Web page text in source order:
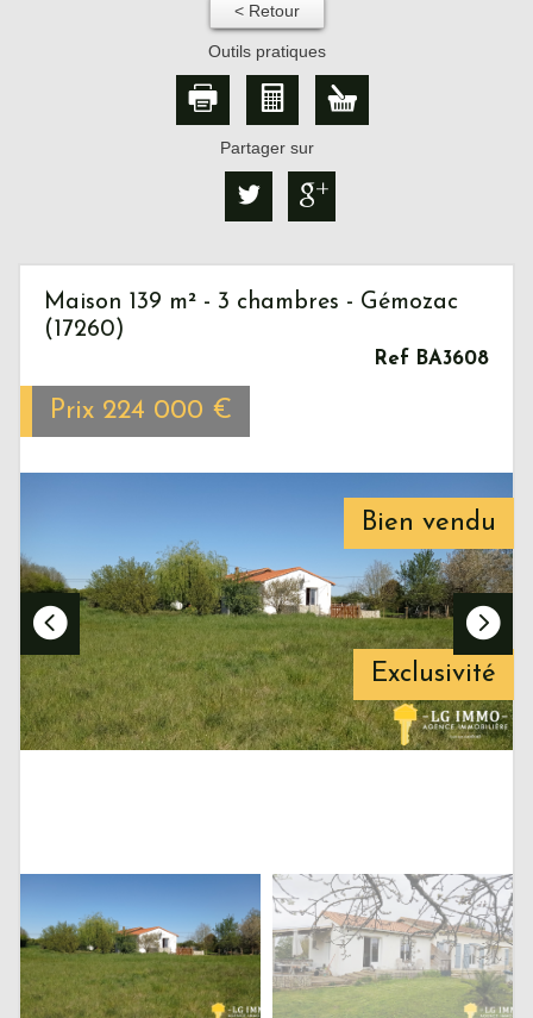
< Retour
Outils pratiques
Partager sur
Bien vendu
Exclusivité
Maison 139 m² - 3 chambres - Gémozac
(17260)
Ref BA3608
Prix 224 000 €